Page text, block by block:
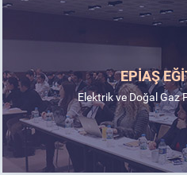
EPİAŞ
Elektrik ve Doğal Gaz